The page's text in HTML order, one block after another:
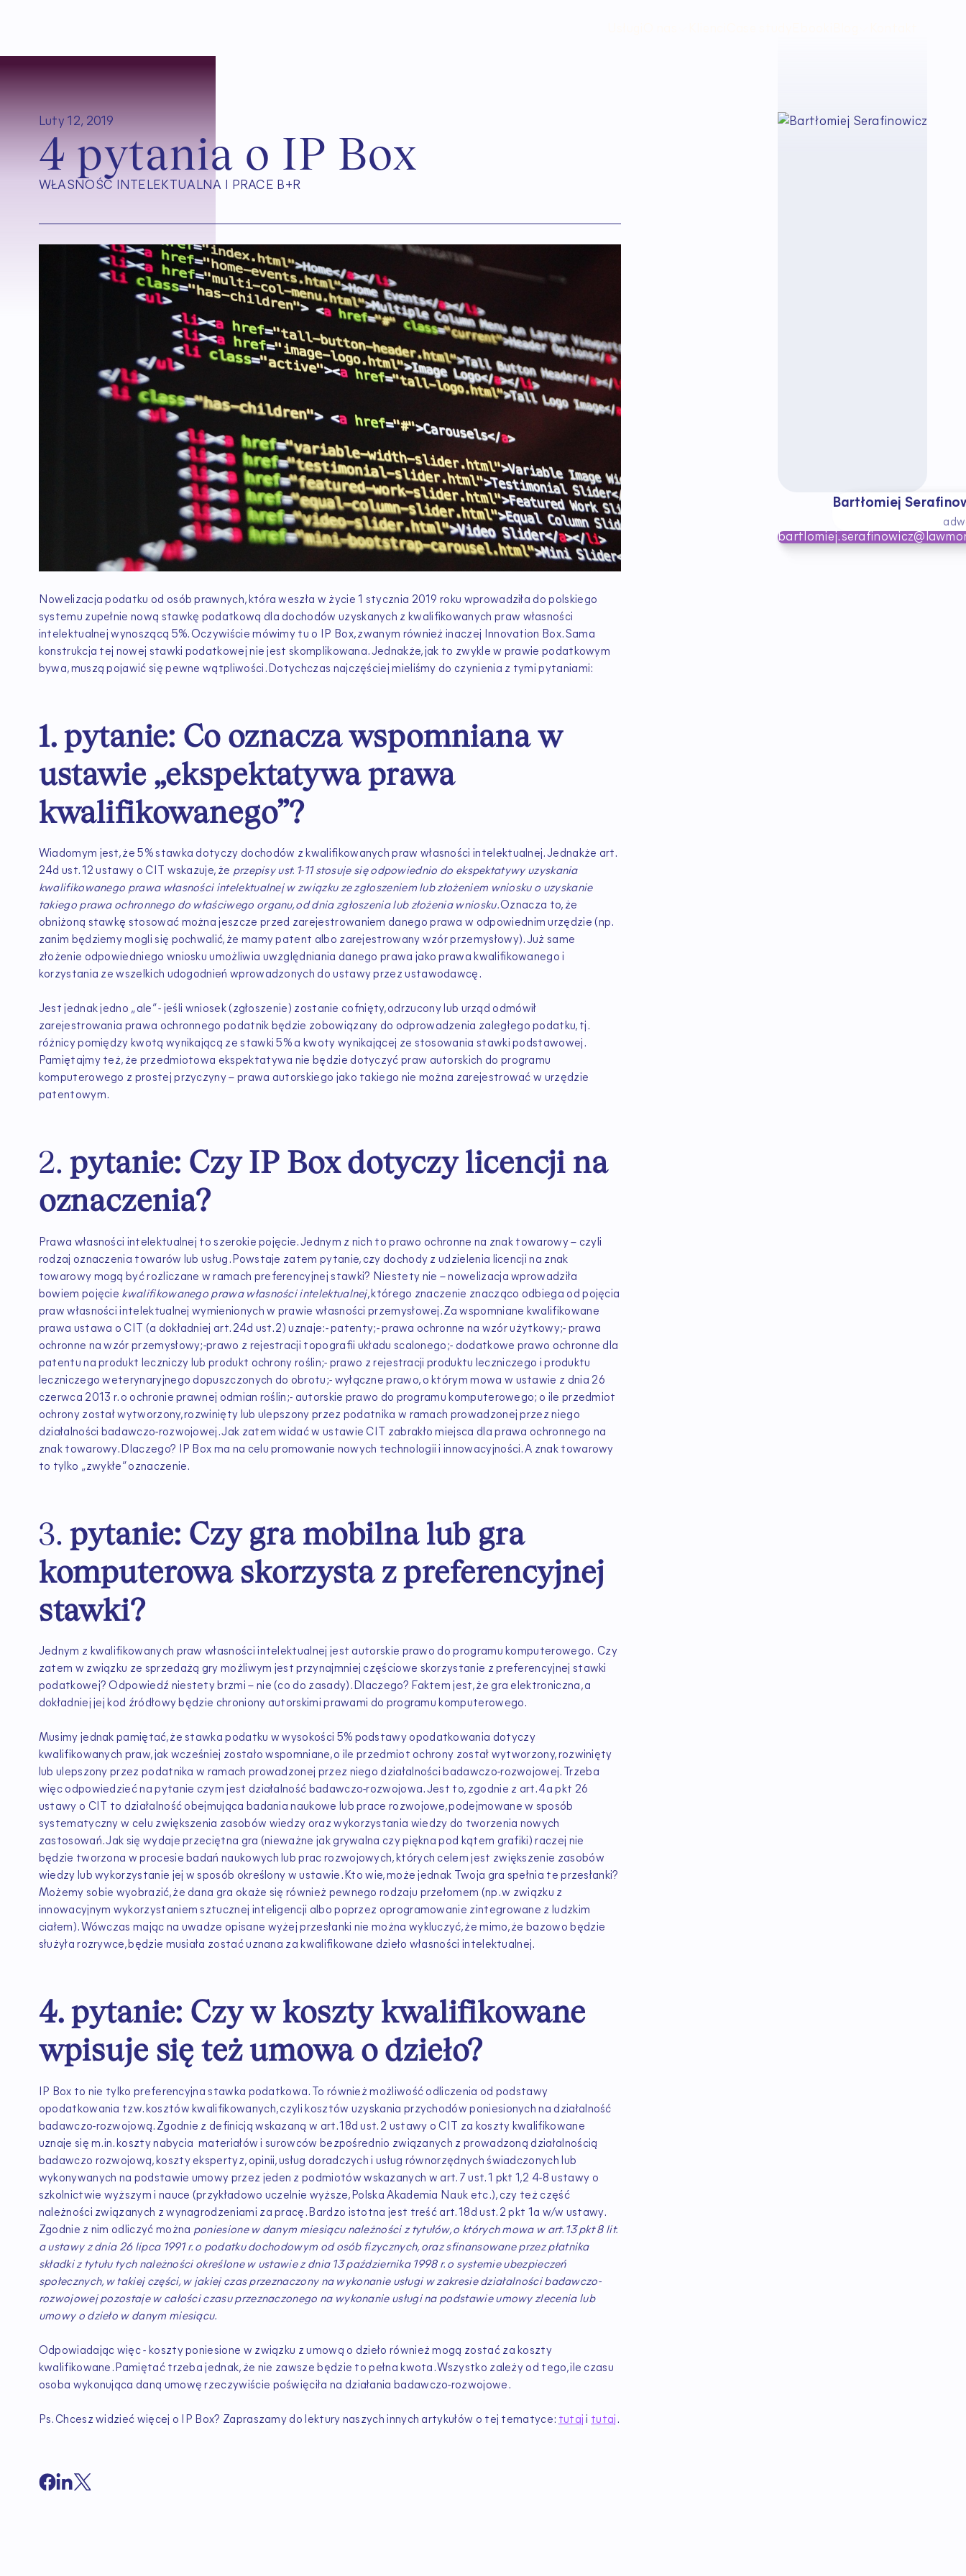
Luty 12, 2019
4 pytania o IP Box
WŁASNOŚĆ INTELEKTUALNA I PRACE B+R
Nowelizacja podatku od osób prawnych, która weszła w życie 1 stycznia 2019 roku wprowadziła do polskiego
systemu zupełnie nową stawkę podatkową dla dochodów uzyskanych z kwalifikowanych praw własności
intelektualnej wynoszącą 5%. Oczywiście mówimy tu o IP Box, zwanym również inaczej Innovation Box. Sama
konstrukcja tej nowej stawki podatkowej nie jest skomplikowana. Jednakże, jak to zwykle w prawie podatkowym
bywa, muszą pojawić się pewne wątpliwości. Dotychczas najczęściej mieliśmy do czynienia z tymi pytaniami:
1. pytanie: Co oznacza wspomniana w
ustawie „ekspektatywa prawa
kwalifikowanego”?
Wiadomym jest, że 5% stawka dotyczy dochodów z kwalifikowanych praw własności intelektualnej. Jednakże art.
24d ust. 12 ustawy o CIT wskazuje, że przepisy ust. 1-11 stosuje się odpowiednio do ekspektatywy uzyskania
kwalifikowanego prawa własności intelektualnej w związku ze zgłoszeniem lub złożeniem wniosku o uzyskanie
takiego prawa ochronnego do właściwego organu, od dnia zgłoszenia lub złożenia wniosku.Oznacza to, że
obniżoną stawkę stosować można jeszcze przed zarejestrowaniem danego prawa w odpowiednim urzędzie (np.
zanim będziemy mogli się pochwalić, że mamy patent albo zarejestrowany wzór przemysłowy). Już same
złożenie odpowiedniego wniosku umożliwia uwzględniania danego prawa jako prawa kwalifikowanego i
korzystania ze wszelkich udogodnień wprowadzonych do ustawy przez ustawodawcę.
Jest jednak jedno „ale” - jeśli wniosek (zgłoszenie) zostanie cofnięty, odrzucony lub urząd odmówił
zarejestrowania prawa ochronnego podatnik będzie zobowiązany do odprowadzenia zaległego podatku, tj.
różnicy pomiędzy kwotą wynikającą ze stawki 5% a kwoty wynikającej ze stosowania stawki podstawowej.
Pamiętajmy też, że przedmiotowa ekspektatywa nie będzie dotyczyć praw autorskich do programu
komputerowego z prostej przyczyny – prawa autorskiego jako takiego nie można zarejestrować w urzędzie
patentowym.
2.pytanie: Czy IP Box dotyczy licencji na
oznaczenia?
Prawa własności intelektualnej to szerokie pojęcie. Jednym z nich to prawo ochronne na znak towarowy – czyli
rodzaj oznaczenia towarów lub usług. Powstaje zatem pytanie, czy dochody z udzielenia licencji na znak
towarowy mogą być rozliczane w ramach preferencyjnej stawki? Niestety nie – nowelizacja wprowadziła
bowiem pojęcie kwalifikowanego prawa własności intelektualnej, którego znaczenie znacząco odbiega od pojęcia
praw własności intelektualnej wymienionych w prawie własności przemysłowej. Za wspomniane kwalifikowane
prawa ustawa o CIT (a dokładniej art. 24d ust. 2) uznaje:- patenty;- prawa ochronne na wzór użytkowy;- prawa
ochronne na wzór przemysłowy;-prawo z rejestracji topografii układu scalonego;- dodatkowe prawo ochronne dla
patentu na produkt leczniczy lub produkt ochrony roślin;- prawo z rejestracji produktu leczniczego i produktu
leczniczego weterynaryjnego dopuszczonych do obrotu;- wyłączne prawo, o którym mowa w ustawie z dnia 26
czerwca 2013 r. o ochronie prawnej odmian roślin;- autorskie prawo do programu komputerowego; o ile przedmiot
ochrony został wytworzony, rozwinięty lub ulepszony przez podatnika w ramach prowadzonej przez niego
działalności badawczo-rozwojowej. Jak zatem widać w ustawie CIT zabrakło miejsca dla prawa ochronnego na
znak towarowy. Dlaczego? IP Box ma na celu promowanie nowych technologii i innowacyjności. A znak towarowy
to tylko „zwykłe” oznaczenie.
3.pytanie: Czy gra mobilna lub gra
komputerowa skorzysta z preferencyjnej
stawki?
Jednym z kwalifikowanych praw własności intelektualnej jest autorskie prawo do programu komputerowego. Czy
zatem w związku ze sprzedażą gry możliwym jest przynajmniej częściowe skorzystanie z preferencyjnej stawki
podatkowej? Odpowiedź niestety brzmi – nie (co do zasady). Dlaczego? Faktem jest, że gra elektroniczna, a
dokładniej jej kod źródłowy będzie chroniony autorskimi prawami do programu komputerowego.
Musimy jednak pamiętać, że stawka podatku w wysokości 5% podstawy opodatkowania dotyczy
kwalifikowanych praw, jak wcześniej zostało wspomniane, o ile przedmiot ochrony został wytworzony, rozwinięty
lub ulepszony przez podatnika w ramach prowadzonej przez niego działalności badawczo-rozwojowej. Trzeba
więc odpowiedzieć na pytanie czym jest działalność badawczo-rozwojowa. Jest to, zgodnie z art. 4a pkt 26
ustawy o CIT to działalność obejmująca badania naukowe lub prace rozwojowe, podejmowane w sposób
systematyczny w celu zwiększenia zasobów wiedzy oraz wykorzystania wiedzy do tworzenia nowych
zastosowań. Jak się wydaje przeciętna gra (nieważne jak grywalna czy piękna pod kątem grafiki) raczej nie
będzie tworzona w procesie badań naukowych lub prac rozwojowych, których celem jest zwiększenie zasobów
wiedzy lub wykorzystanie jej w sposób określony w ustawie. Kto wie, może jednak Twoja gra spełnia te przesłanki?
Możemy sobie wyobrazić, że dana gra okaże się również pewnego rodzaju przełomem (np. w związku z
innowacyjnym wykorzystaniem sztucznej inteligencji albo poprzez oprogramowanie zintegrowane z ludzkim
ciałem). Wówczas mając na uwadze opisane wyżej przesłanki nie można wykluczyć, że mimo, że bazowo będzie
służyła rozrywce, będzie musiała zostać uznana za kwalifikowane dzieło własności intelektualnej.
4. pytanie: Czy w koszty kwalifikowane
wpisuje się też umowa o dzieło?
IP Box to nie tylko preferencyjna stawka podatkowa. To również możliwość odliczenia od podstawy
opodatkowania tzw. kosztów kwalifikowanych, czyli kosztów uzyskania przychodów poniesionych na działalność
badawczo-rozwojową. Zgodnie z definicją wskazaną w art. 18d ust. 2 ustawy o CIT za koszty kwalifikowane
uznaje się m.in. koszty nabycia materiałów i surowców bezpośrednio związanych z prowadzoną działalnością
badawczo rozwojową, koszty ekspertyz, opinii, usług doradczych i usług równorzędnych świadczonych lub
wykonywanych na podstawie umowy przez jeden z podmiotów wskazanych w art. 7 ust. 1 pkt 1,2 4-8 ustawy o
szkolnictwie wyższym i nauce (przykładowo uczelnie wyższe, Polska Akademia Nauk etc.), czy też część
należności związanych z wynagrodzeniami za pracę. Bardzo istotna jest treść art. 18d ust. 2 pkt 1a w/w ustawy.
Zgodnie z nim odliczyć można poniesione w danym miesiącu należności z tytułów, o których mowa w art. 13 pkt 8 lit.
a ustawy z dnia 26 lipca 1991 r. o podatku dochodowym od osób fizycznych, oraz sfinansowane przez płatnika
składki z tytułu tych należności określone w ustawie z dnia 13 października 1998 r. o systemie ubezpieczeń
społecznych, w takiej części, w jakiej czas przeznaczony na wykonanie usługi w zakresie działalności badawczo-
rozwojowej pozostaje w całości czasu przeznaczonego na wykonanie usługi na podstawie umowy zlecenia lub
umowy o dzieło w danym miesiącu.
Odpowiadając więc - koszty poniesione w związku z umową o dzieło również mogą zostać za koszty
kwalifikowane. Pamiętać trzeba jednak, że nie zawsze będzie to pełna kwota. Wszystko zależy od tego, ile czasu
osoba wykonująca daną umowę rzeczywiście poświęciła na działania badawczo-rozwojowe.
Ps. Chcesz widzieć więcej o IP Box? Zapraszamy do lektury naszych innych artykułów o tej tematyce: tutaj i tutaj.
Bartłomiej